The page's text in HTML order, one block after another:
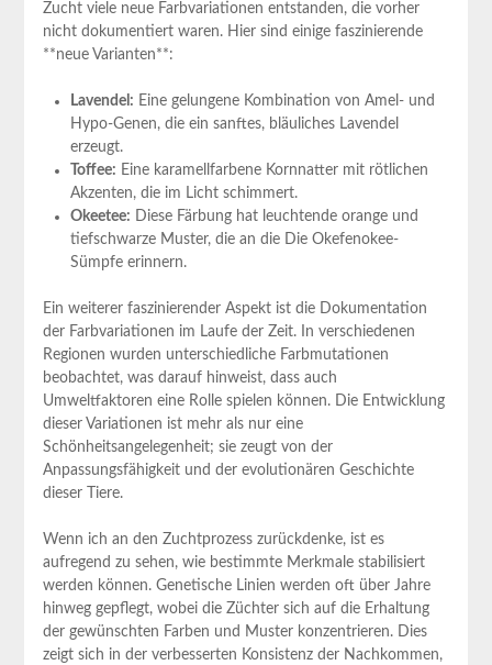
Zucht viele neue Farbvariationen entstanden, die⁢ vorher
‌nicht⁣ dokumentiert waren. Hier sind einige faszinierende​
**neue Varianten**:
Lavendel: Eine gelungene Kombination von Amel- und
Hypo-Genen, ​die ein sanftes, bläuliches​ Lavendel
erzeugt.
Toffee: Eine karamellfarbene Kornnatter⁣ mit rötlichen
Akzenten, die​ im Licht​ schimmert.
Okeetee: Diese Färbung hat leuchtende orange und‍
tiefschwarze⁢ Muster, die an die Die⁢ Okefenokee-
Sümpfe erinnern.
Ein weiterer faszinierender⁣ Aspekt ist die Dokumentation
der⁤ Farbvariationen im Laufe der ‍Zeit. In verschiedenen
Regionen wurden unterschiedliche ‌Farbmutationen
beobachtet, ⁤was darauf hinweist, dass auch
Umweltfaktoren ‍eine Rolle spielen können. Die Entwicklung
dieser Variationen ist ⁤mehr‌ als nur eine
‍Schönheitsangelegenheit;​ sie zeugt von der
Anpassungsfähigkeit ‌und der evolutionären Geschichte
dieser⁤ Tiere.
Wenn ich an‍ den Zuchtprozess zurückdenke, ist⁤ es
aufregend​ zu sehen, wie⁣ bestimmte Merkmale stabilisiert
‌werden können. Genetische Linien werden‌ oft über Jahre
hinweg ​gepflegt, wobei ‌die⁢ Züchter ​sich ​auf die Erhaltung
der gewünschten ⁣Farben⁤ und Muster⁣ konzentrieren. ‌Dies
zeigt sich ‌in der verbesserten Konsistenz der Nachkommen,